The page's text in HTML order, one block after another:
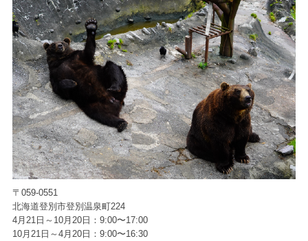
〒059-0551
北海道登別市登別温泉町224
4月21日～10月20日：9:00〜17:00
10月21日～4月20日：9:00〜16:30